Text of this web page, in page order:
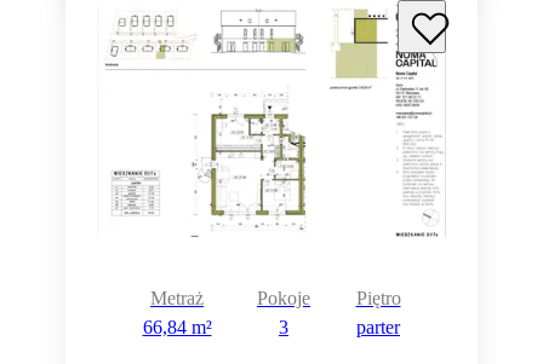
Metraż
66,84 m²
Pokoje
3
Piętro
parter